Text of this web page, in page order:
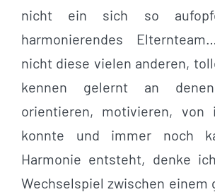
nicht ein sich so
harmonierendes
nicht diese vielen anderen,
kennen gelernt an
orientieren, motivieren, von
konnte und immer noch
Harmonie entsteht, denke
Wechselspiel zwischen einem